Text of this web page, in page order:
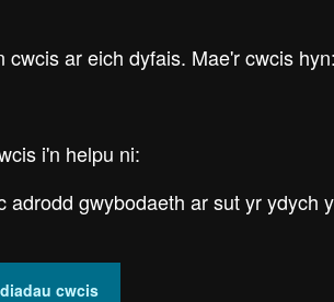
ar eich dyfais. Mae'r cwcis hyn:
i'n helpu ni:
adrodd gwybodaeth ar sut yr ydych
cwcis